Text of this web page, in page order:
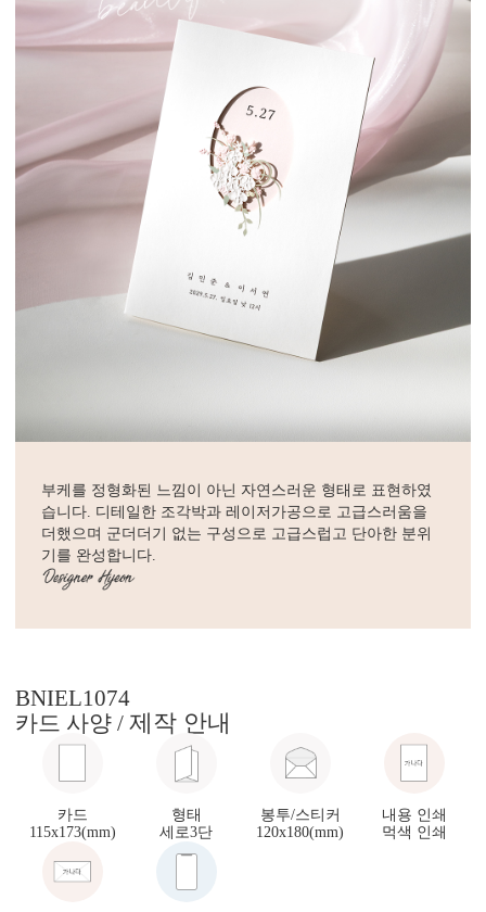
부케를 정형화된 느낌이 아닌 자연스러운 형태로 표현하였
습니다. 디테일한 조각박과 레이저가공으로 고급스러움을
더했으며 군더더기 없는 구성으로 고급스럽고 단아한 분위
기를 완성합니다.
BNIEL1074
카드 사양 / 제작 안내
카드
115x173(mm)
형태
세로3단
봉투/스티커
120x180(mm)
내용 인쇄
먹색 인쇄